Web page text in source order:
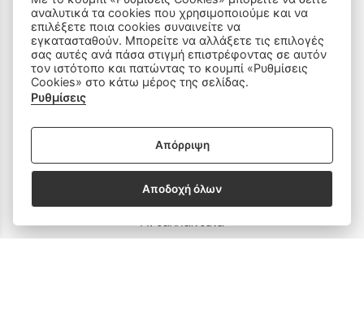
ΠΡΟΪΟΝΤΑ
Οικιακός Εξοπλισμός
Είδη Ραπτικής
Ανταλλακτικά
αναλυτικά τα cookies που χρησιμοποιούμε και να
επιλέξετε ποια cookies συναινείτε να
εγκατασταθούν. Μπορείτε να αλλάξετε τις επιλογές
σας αυτές ανά πάσα στιγμή επιστρέφοντας σε αυτόν
τον ιστότοπο και πατώντας το κουμπί «Ρυθμίσεις
Cookies» στο κάτω μέρος της σελίδας.
Ρυθμίσεις
Απόρριψη
Αποδοχή όλων